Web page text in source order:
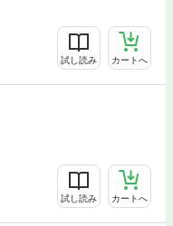
試し読み カートへ
試し読み カートへ